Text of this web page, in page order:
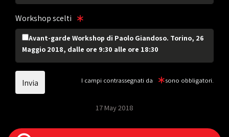
Workshop scelti
Avant-garde Workshop di Paolo Giandoso. Torino, 26
Maggio 2018, dalle ore 9:30 alle ore 18:30
I campi contrassegnati da sono obbligatori.
17 May 2018